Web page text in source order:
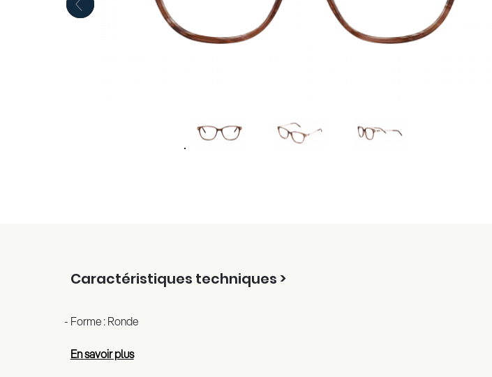
Caractéristiques techniques >
Forme : Ronde
En savoir plus